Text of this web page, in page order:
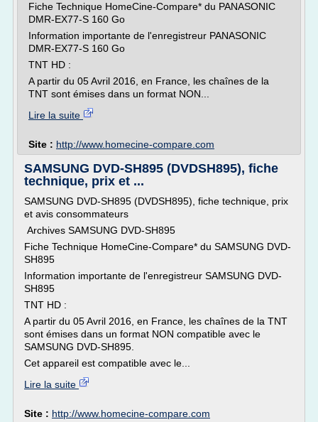
Fiche Technique HomeCine-Compare* du PANASONIC
DMR-EX77-S 160 Go
Information importante de l'enregistreur PANASONIC
DMR-EX77-S 160 Go
TNT HD :
A partir du 05 Avril 2016, en France, les chaînes de la
TNT sont émises dans un format NON...
Lire la suite
Site : http://www.homecine-compare.com
SAMSUNG DVD-SH895 (DVDSH895), fiche
technique, prix et ...
SAMSUNG DVD-SH895 (DVDSH895), fiche technique, prix
et avis consommateurs
Archives SAMSUNG DVD-SH895
Fiche Technique HomeCine-Compare* du SAMSUNG DVD-
SH895
Information importante de l'enregistreur SAMSUNG DVD-
SH895
TNT HD :
A partir du 05 Avril 2016, en France, les chaînes de la TNT
sont émises dans un format NON compatible avec le
SAMSUNG DVD-SH895.
Cet appareil est compatible avec le...
Lire la suite
Site : http://www.homecine-compare.com